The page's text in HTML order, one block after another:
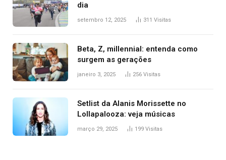
dia
setembro 12, 2025 311 Visitas
Beta, Z, millennial: entenda como
surgem as gerações
janeiro 3, 2025 256 Visitas
Setlist da Alanis Morissette no
Lollapalooza: veja músicas
março 29, 2025 199 Visitas